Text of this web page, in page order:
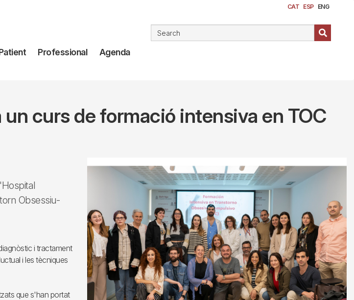
CAT ESP ENG
Professional Agenda
curs de formació intensiva en TOC
Obsessiu-
i tractament
i les tècniques
que s'han portat